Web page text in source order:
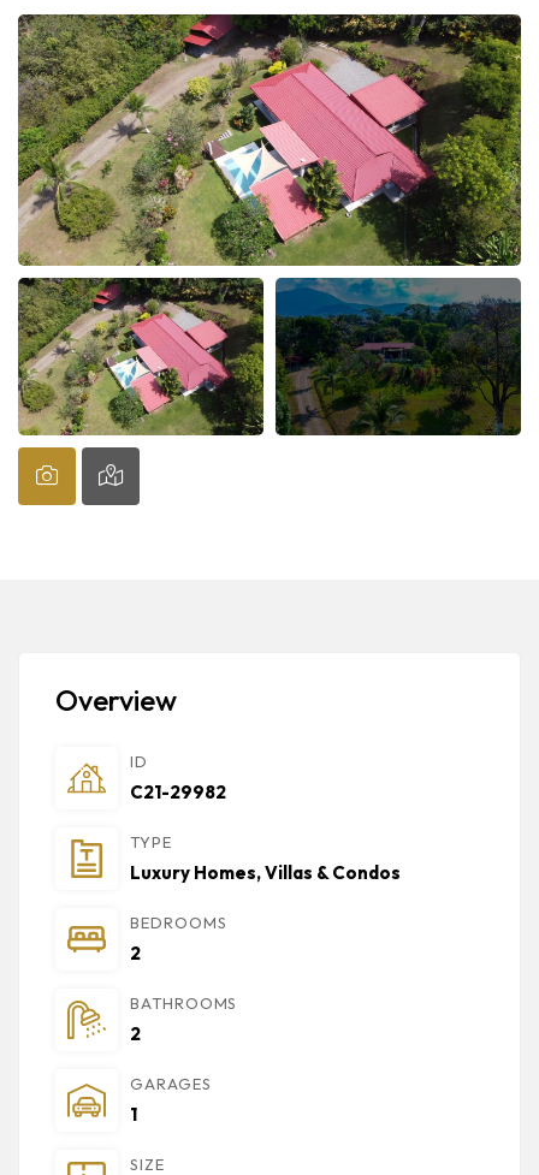
Overview
ID
C21-29982
TYPE
Luxury Homes, Villas & Condos
BEDROOMS
2
BATHROOMS
2
GARAGES
1
SIZE